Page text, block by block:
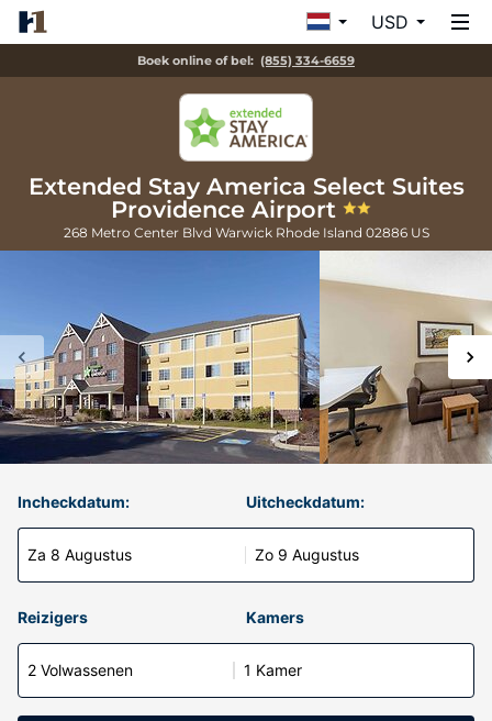
USD
Boek online of bel: (855) 334-6659
Extended Stay America Select Suites
Providence Airport
268 Metro Center Blvd Warwick Rhode Island 02886 US
Incheckdatum:
Za 8 Augustus
Uitcheckdatum:
Zo 9 Augustus
Reizigers Kamers
2 Volwassenen 1 Kamer